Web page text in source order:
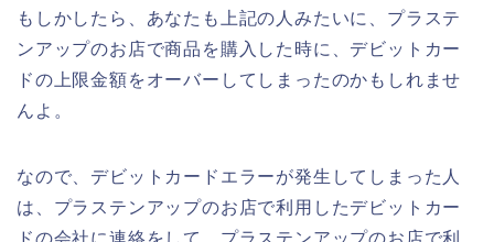
もしかしたら、あなたも上記の人みたいに、プラステ
ンアップのお店で商品を購入した時に、デビットカー
ドの上限金額をオーバーしてしまったのかもしれませ
んよ。
なので、デビットカードエラーが発生してしまった人
は、プラステンアップのお店で利用したデビットカー
ドの会社に連絡をして、プラステンアップのお店で利